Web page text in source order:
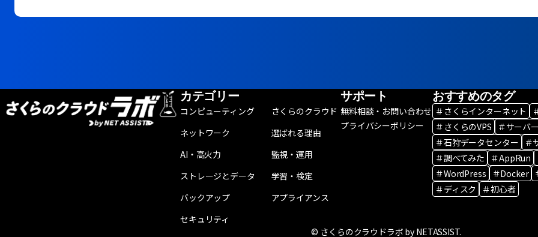
カテゴリー
コンピューティング
さくらのクラウド
ネットワーク
選ばれる理由
AI・高火力
監視・運用
ストレージとデータ
学習・検定
バックアップ
アプライアンス
セキュリティ
サポート
無料相談・お問い合わせ
プライバシーポリシー
おすすめのタグ
＃さくらインターネット
＃さくらのVPS
＃サーバ
＃石狩データセンター
＃
＃調べてみた
＃AppRun
＃WordPress
＃Docker
＃ディスク
＃初心者
© さくらのクラウドラボ by NETASSIST.